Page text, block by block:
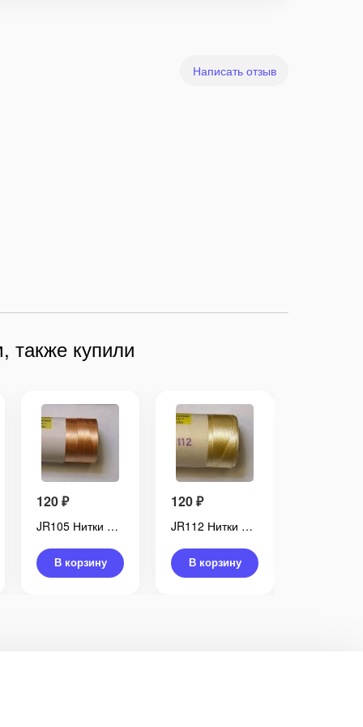
Написать отзыв
также купили
120₽
JR105 Нитки DOLI вискоза Coats, 500 м
В корзину
120₽
JR112 Нитки DOLI вискоза Coats, 500 м
В корзину